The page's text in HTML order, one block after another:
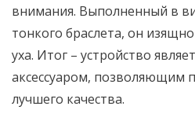
внимания. Выполненный в
тонкого браслета, он
уха. Итог – устройство
аксессуаром, позволяющим
лучшего качества.